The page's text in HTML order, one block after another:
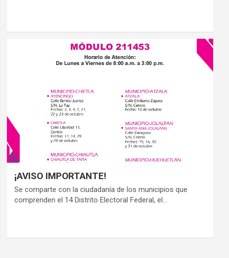
¡AVISO IMPORTANTE!
Se comparte con la ciudadanía de los municipios que
comprenden el 14 Distrito Electoral Federal, el…